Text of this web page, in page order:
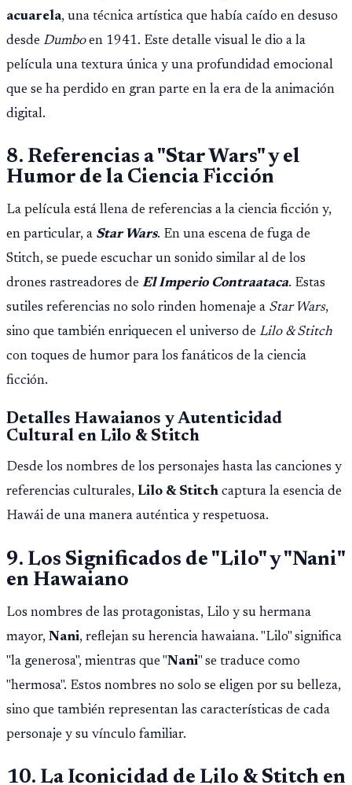
acuarela, una técnica artística que había caído en desuso
desde Dumboen 1941. Este detalle visual le dio a la
película una textura única y una profundidad emocional
que se ha perdido en gran parte en la era de la animación
digital.
8. Referencias a "Star Wars" y el
Humor de la Ciencia Ficción
La película está llena de referencias a la ciencia ficción y,
en particular, a Star Wars. En una escena de fuga de
Stitch, se puede escuchar un sonido similar al de los
drones rastreadores de El Imperio Contraataca. Estas
sutiles referencias no solo rinden homenaje a Star Wars,
sino que también enriquecen el universo de Lilo & Stitch
con toques de humor para los fanáticos de la ciencia
ficción.
Detalles Hawaianos y Autenticidad
Cultural en Lilo & Stitch
Desde los nombres de los personajes hasta las canciones y
referencias culturales, Lilo & Stitch captura la esencia de
Hawái de una manera auténtica y respetuosa.
9. Los Significados de "Lilo" y "Nani"
en Hawaiano
Los nombres de las protagonistas, Lilo y su hermana
mayor, Nani, reflejan su herencia hawaiana. "Lilo" significa
"la generosa", mientras que "Nani" se traduce como
"hermosa". Estos nombres no solo se eligen por su belleza,
sino que también representan las características de cada
personaje y su vínculo familiar.
10. La Iconicidad de Lilo & Stitch en